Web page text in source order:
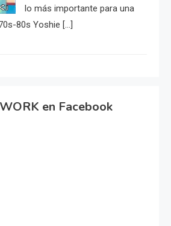
lo más importante para una
80s Yoshie […]
en Facebook